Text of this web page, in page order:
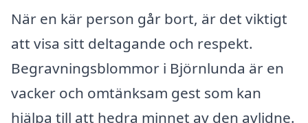
När en kär person går bort, är det viktigt
att visa sitt deltagande och respekt.
Begravningsblommor i Björnlunda är en
vacker och omtänksam gest som kan
hjälpa till att hedra minnet av den avlidne.